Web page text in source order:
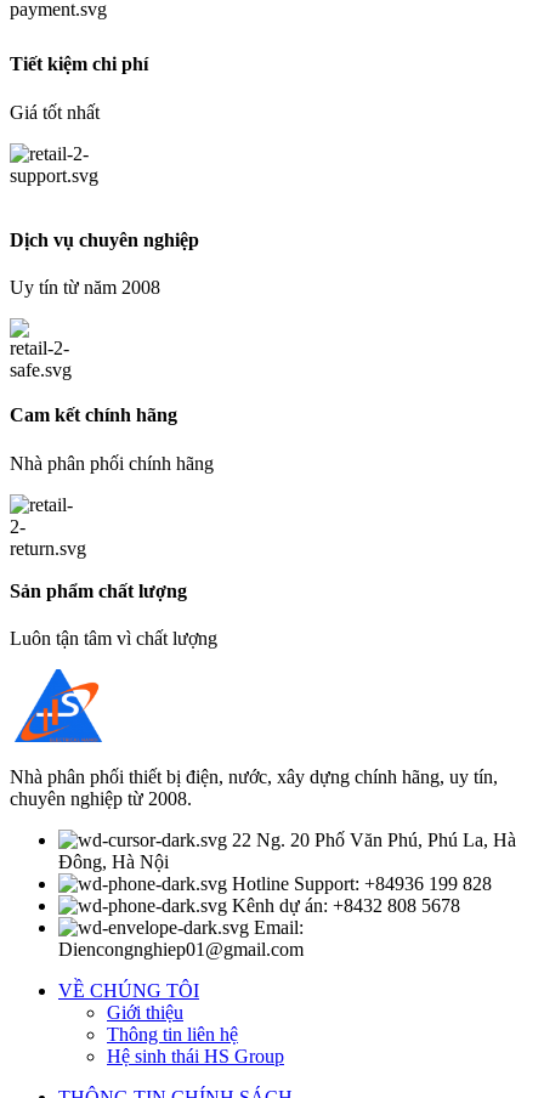
Tiết kiệm chi phí
Giá tốt nhất
Dịch vụ chuyên nghiệp
Uy tín từ năm 2008
Cam kết chính hãng
Nhà phân phối chính hãng
Sản phẩm chất lượng
Luôn tận tâm vì chất lượng
Nhà phân phối thiết bị điện, nước, xây dựng chính hãng, uy tín,
chuyên nghiệp từ 2008.
22 Ng. 20 Phố Văn Phú, Phú La, Hà
Đông, Hà Nội
Hotline Support: +84936 199 828
Kênh dự án: +8432 808 5678
Email:
Diencongnghiep01@gmail.com
VỀ CHÚNG TÔI
Giới thiệu
Thông tin liên hệ
Hệ sinh thái HS Group